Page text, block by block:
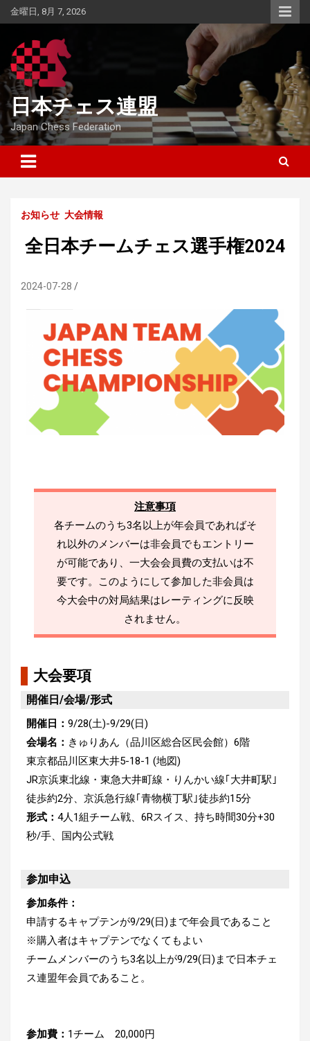
Skip
to
金曜日, 8月 7, 2026
日本チェス連盟
Japan Chess Federation
お知らせ 大会情報
全日本チームチェス選手権2024
2024-07-28
注意事項
各チームのうち3名以上が年会員であればそ
れ以外のメンバーは非会員でもエントリー
が可能であり、一大会会員費の支払いは不
要です。このようにして参加した非会員は
今大会中の対局結果はレーティングに反映
されません。
大会要項
開催日/会場/形式
開催日： 9/28(土)-9/29(日)
会場名： きゅりあん（品川区総合区民会館）6階
東京都品川区東大井5-18-1 (地図)
JR京浜東北線・東急大井町線・りんかい線｢大井町駅｣
徒歩約2分、京浜急行線｢青物横丁駅｣徒歩約15分
形式： 4人1組チーム戦、6Rスイス、持ち時間30分+30
秒/手、国内公式戦
参加申込
参加条件：
申請するキャプテンが9/29(日)まで年会員であること
※購入者はキャプテンでなくてもよい
チームメンバーのうち3名以上が9/29(日)まで日本チェ
ス連盟年会員であること。
参加費： 1チーム 20,000円